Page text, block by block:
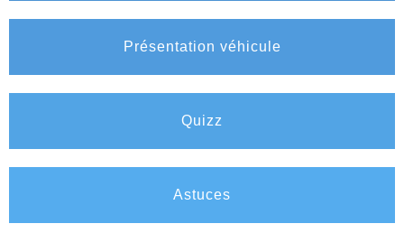
Présentation véhicule
Quizz
Astuces